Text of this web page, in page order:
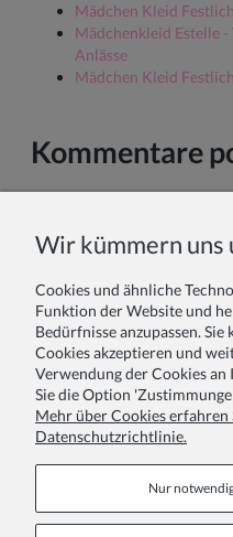
Mädchen Kleid
Mädchenkleid Estelle
Anlässe
Mädchen Kleid
Kommentare
Ihr Kommentar:
Absenden
Wir kümmern uns
Cookies und ähnliche
Funktion der Website und
Bedürfnisse anzupassen.
Cookies akzeptieren und
Verwendung der Cookies an
Sie die Option
Mehr über Cookies erfahren
Datenschutzrichtlinie.
Nur